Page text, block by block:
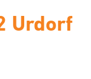
Urdorf